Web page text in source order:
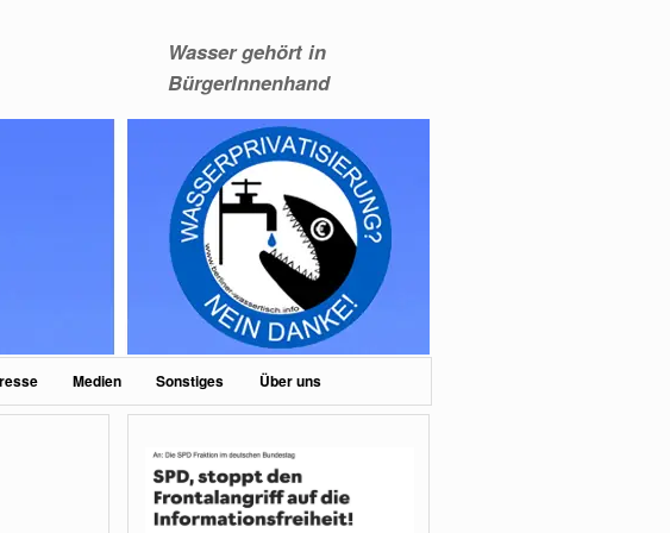
Wasser gehört in
BürgerInnenhand
Medien Sonstiges Über uns